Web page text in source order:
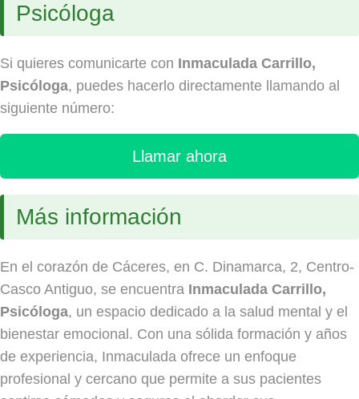
Psicóloga
Si quieres comunicarte con Inmaculada Carrillo,
Psicóloga, puedes hacerlo directamente llamando al
siguiente número:
Llamar ahora
Más información
En el corazón de Cáceres, en C. Dinamarca, 2, Centro-
Casco Antiguo, se encuentra Inmaculada Carrillo,
Psicóloga, un espacio dedicado a la salud mental y el
bienestar emocional. Con una sólida formación y años
de experiencia, Inmaculada ofrece un enfoque
profesional y cercano que permite a sus pacientes